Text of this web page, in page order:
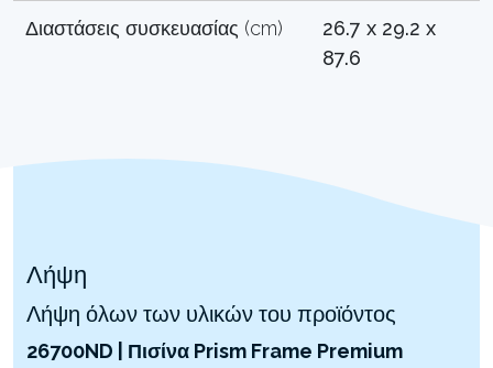
Διαστάσεις συσκευασίας (cm)
26.7 x 29.2 x
87.6
Λήψη
Λήψη όλων των υλικών του προϊόντος
26700ND | Πισίνα Prism Frame Premium